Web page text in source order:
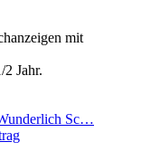
mit
Jahr.
Sc…